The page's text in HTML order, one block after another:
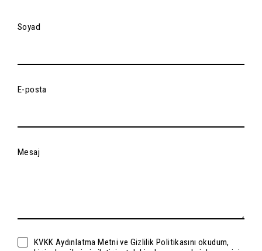
Soyad
E-posta
Mesaj
KVKK Aydınlatma Metni ve Gizlilik Politikasını okudum,